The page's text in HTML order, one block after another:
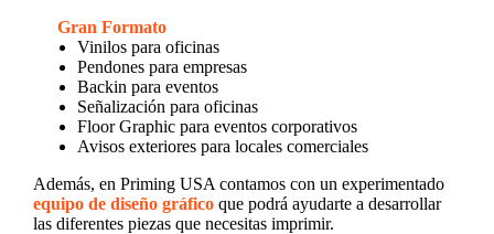
Gran Formato
Vinilos para oficinas
Pendones para empresas
Backin para eventos
Señalización para oficinas
Floor Graphic para eventos corporativos
Avisos exteriores para locales comerciales
Además, en Priming USA contamos con un experimentado
equipo de diseño gráficoque podrá ayudarte a desarrollar
las diferentes piezas que necesitas imprimir.